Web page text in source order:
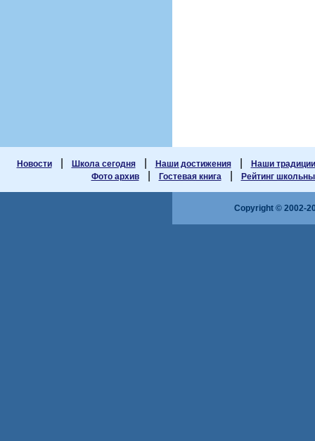
Новости| Школа сегодня| Наши достижения|
Наши традиции
Фото архив| Гостевая книга Рейтинг
Copyright © 2002-